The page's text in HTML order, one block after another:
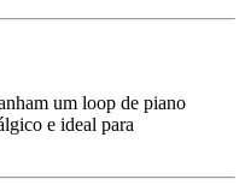
um loop de piano
e ideal para